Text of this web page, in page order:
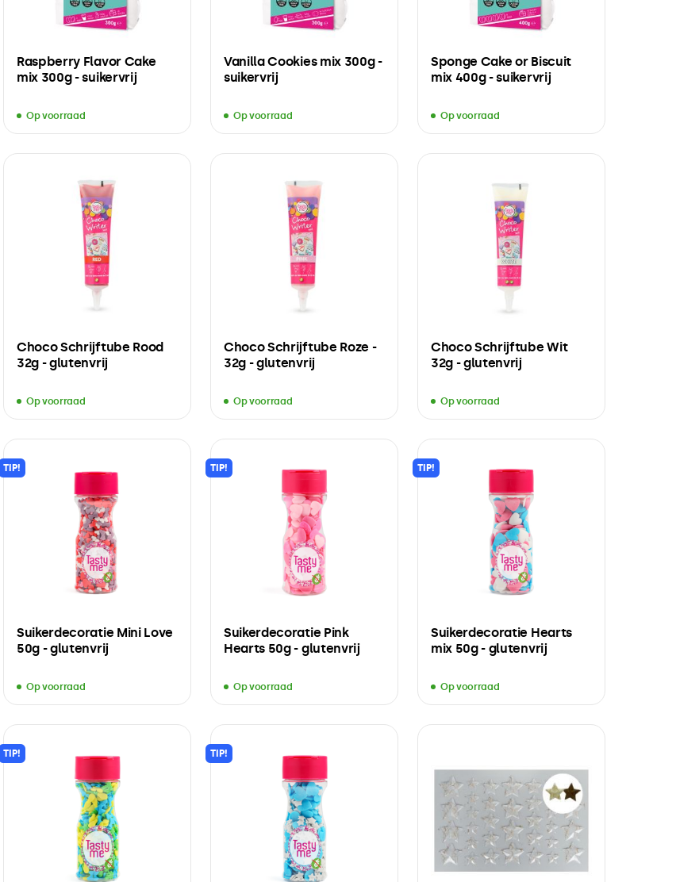
Raspberry Flavor Cake
mix 300g - suikervrij
Op voorraad
Vanilla Cookies mix 300g -
suikervrij
Op voorraad
Sponge Cake or Biscuit
mix 400g - suikervrij
Op voorraad
Choco Schrijftube Rood
32g - glutenvrij
Op voorraad
Choco Schrijftube Roze -
32g - glutenvrij
Op voorraad
Choco Schrijftube Wit
32g - glutenvrij
Op voorraad
TIP!
Suikerdecoratie Mini Love
50g - glutenvrij
Op voorraad
TIP!
Suikerdecoratie Pink
Hearts 50g - glutenvrij
Op voorraad
TIP!
Suikerdecoratie Hearts
mix 50g - glutenvrij
Op voorraad
TIP! TIP!